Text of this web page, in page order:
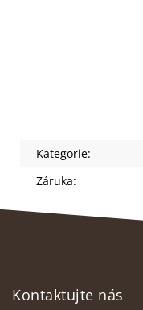
Kategorie:
Záruka:
Kontaktujte nás